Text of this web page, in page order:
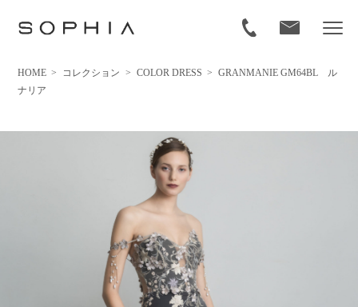
HOME > コレクション > COLOR DRESS >
GRANMANIE GM64BL ル
ナリア